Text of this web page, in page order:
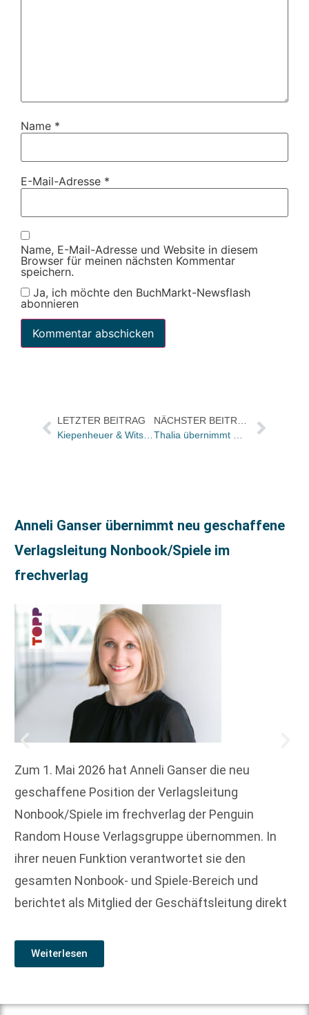
Name *
E-Mail-Adresse *
Name, E-Mail-Adresse und Website in diesem
Browser für meinen nächsten Kommentar
speichern.
Ja, ich möchte den BuchMarkt-Newsflash
abonnieren
LETZTER BEITRAG
Kiepenheuer & Witsch: Hans Peter Buohler neuer Lektor im Programmbereich Sachbuch
Anneli Ganser übernimmt neu geschaffene
Verlagsleitung Nonbook/Spiele im
frechverlag
Zum 1. Mai 2026 hat Anneli Ganser die neu
geschaffene Position der Verlagsleitung
Nonbook/Spiele im frechverlag der Penguin
Random House Verlagsgruppe übernommen. In
ihrer neuen Funktion verantwortet sie den
gesamten Nonbook- und Spiele-Bereich und
berichtet als Mitglied der Geschäftsleitung direkt
Weiterlesen